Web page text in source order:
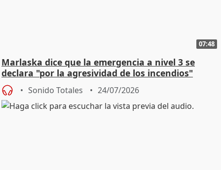
07:48
Marlaska dice que la emergencia a nivel 3 se
declara "por la agresividad de los incendios"
Sonido Totales 24/07/2026